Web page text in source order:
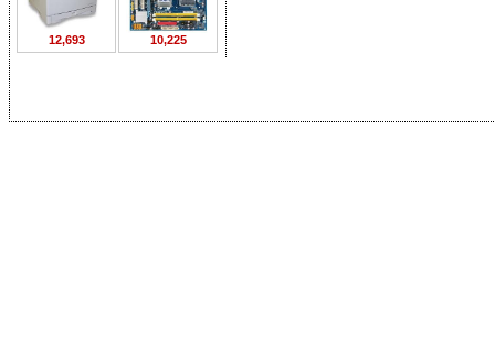
12,693 10,225